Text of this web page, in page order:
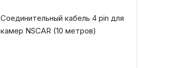
Соединительный кабель 4 pin для
камер NSCAR (10 метров)